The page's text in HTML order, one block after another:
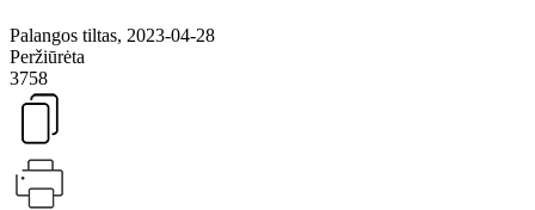
Palangos tiltas, 2023-04-28
Peržiūrėta
3758